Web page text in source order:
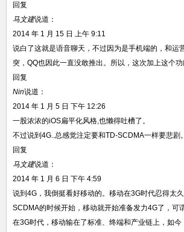
回复
马文建说道：
2014 年 1 月 15 日 上午 9:11
说白了这就是语音聊天，不过因为是手机端的，和运
突，QQ也因此一直没敢推出。所以，这次加上这个功
回复
Nin说道：
2014 年 1 月 5 日 下午 12:26
一股浓浓的iOS扁平化风格,也懒得吐槽了。
不过说到4G..总感觉注定要和TD-SCDMA一样要悲剧。
回复
马文建说道：
2014 年 1 月 6 日 下午 4:59
说到4G，我倒挺看好移动的。移动在3G时代忍得太
SCDMA的时候开始，移动就开始准备发力4G了，可
在3G时代，移动输在了标准、终端和产业链上，如